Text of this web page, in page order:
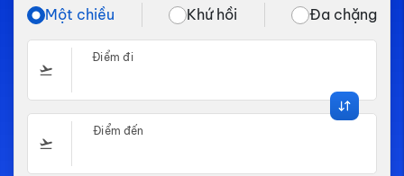
Một chiều Khứ hồi Đa chặng
Điểm đi
Điểm đến